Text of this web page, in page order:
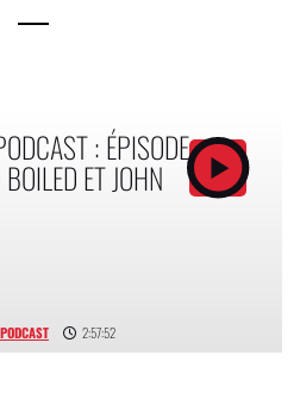
: ÉPISODE
ET JOHN
2:57:52